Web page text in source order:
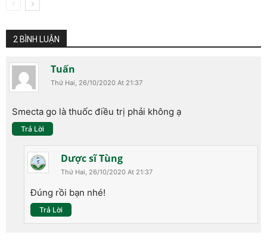
2 BÌNH LUẬN
Tuấn
Thứ Hai, 26/10/2020 At 21:37
Smecta go là thuốc điều trị phải không ạ
Trả Lời
Dược sĩ Tùng
Thứ Hai, 26/10/2020 At 21:37
Đúng rồi bạn nhé!
Trả Lời